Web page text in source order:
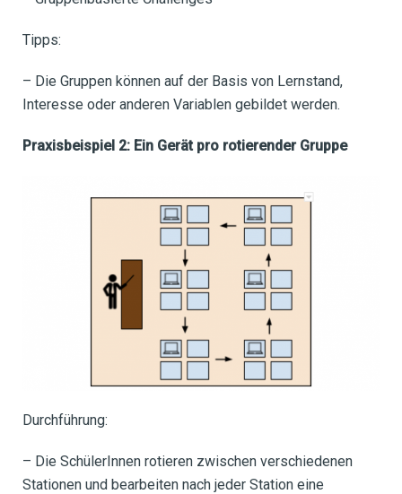
Tipps:
– Die Gruppen können auf der Basis von Lernstand,
Interesse oder anderen Variablen gebildet werden.
Praxisbeispiel 2: Ein Gerät pro rotierender Gruppe
Durchführung:
– Die SchülerInnen rotieren zwischen verschiedenen
Stationen und bearbeiten nach jeder Station eine